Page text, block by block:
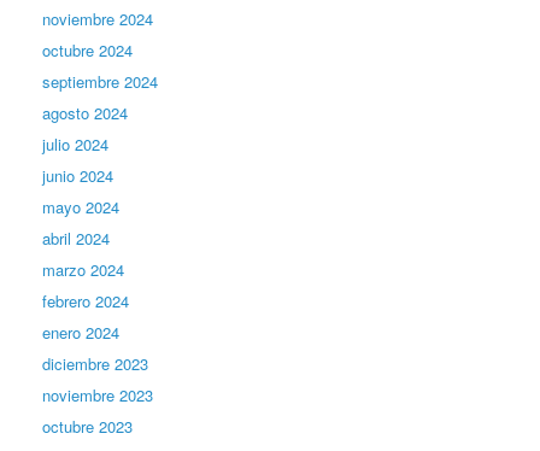
noviembre 2024
octubre 2024
septiembre 2024
agosto 2024
julio 2024
junio 2024
mayo 2024
abril 2024
marzo 2024
febrero 2024
enero 2024
diciembre 2023
noviembre 2023
octubre 2023